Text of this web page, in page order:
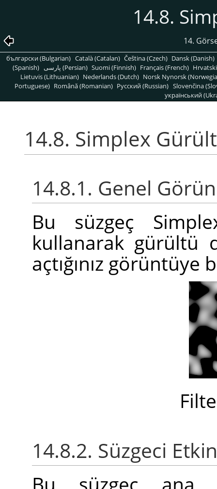
14.8.
14.
български (Bulgarian) Català (Catalan) Čeština (Czech) Dansk (Danish)
(Spanish)
پارسی (Persian) Suomi (Finnish) Français (French)
Lietuvis (Lithuanian) Nederlands (Dutch) Norsk Nynorsk
Portuguese) Română (Romanian) Pусский (Russian) Slovenčina
український
14.8. Simplex
14.8.1. Genel
Bu süzgeç
kullanarak gürültü
açtığınız görüntüye
14.8.2. Süzgeci